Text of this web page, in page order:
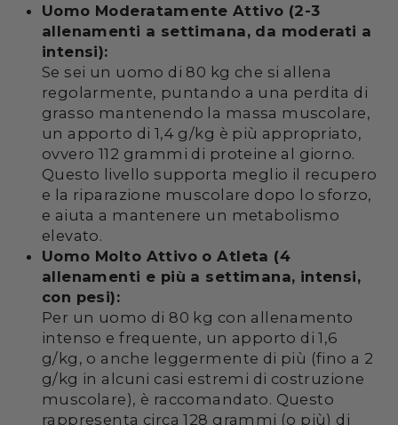
Uomo Moderatamente Attivo (2-3
allenamenti a settimana, da moderati a
intensi):
Se sei un uomo di 80 kg che si allena
regolarmente, puntando a una perdita di
grasso mantenendo la massa muscolare,
un apporto di 1,4 g/kg è più appropriato,
ovvero 112 grammi di proteine al giorno.
Questo livello supporta meglio il recupero
e la riparazione muscolare dopo lo sforzo,
e aiuta a mantenere un metabolismo
elevato.
Uomo Molto Attivo o Atleta (4
allenamenti e più a settimana, intensi,
con pesi):
Per un uomo di 80 kg con allenamento
intenso e frequente, un apporto di 1,6
g/kg, o anche leggermente di più (fino a 2
g/kg in alcuni casi estremi di costruzione
muscolare), è raccomandato. Questo
rappresenta circa 128 grammi (o più) di